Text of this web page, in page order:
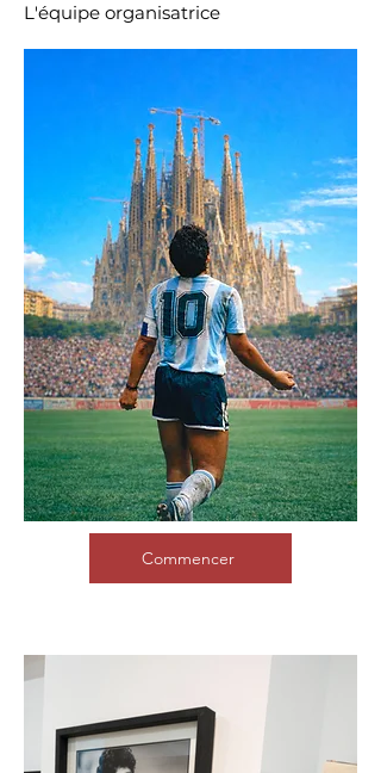
L'équipe organisatrice
Commencer